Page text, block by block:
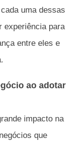
uma dessas
experiência para
entre eles e
ao adotar
impacto na
que